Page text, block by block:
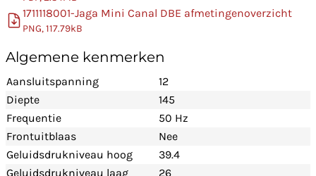
1711118001-Jaga Mini Canal DBE afmetingenoverzicht
PNG, 117.79kB
Algemene kenmerken
Aansluitspanning
12
Diepte
145
Frequentie
50 Hz
Frontuitblaas
Nee
Geluidsdrukniveau hoog
39.4
Geluidsdrukniveau laag
26